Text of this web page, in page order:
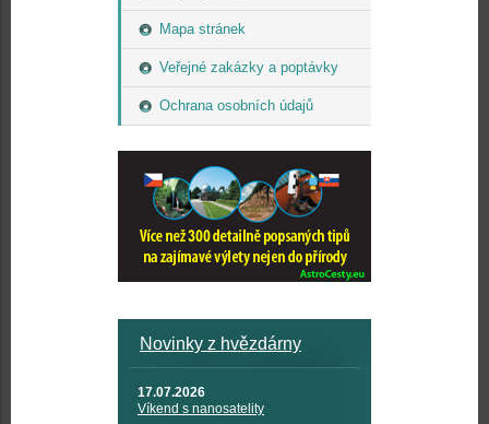
Mapa stránek
Veřejné zakázky a poptávky
Ochrana osobních údajů
Novinky z hvězdárny
17.07.2026
Víkend s nanosatelity